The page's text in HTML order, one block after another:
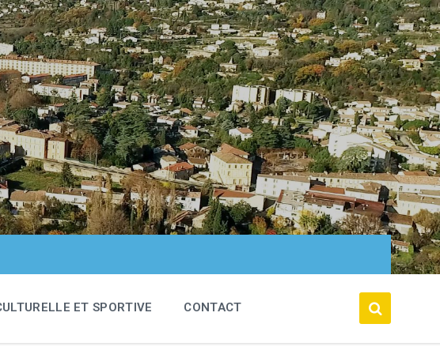
ET SPORTIVE CONTACT